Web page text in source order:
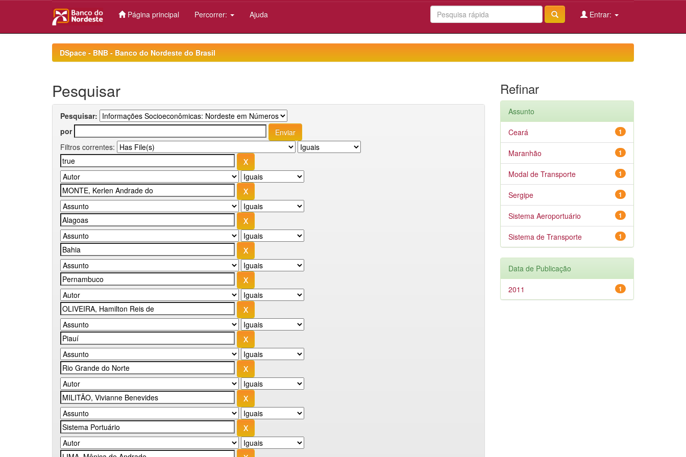
Página principal Percorrer: Ajuda Entrar:
DSpace - BNB - Banco do Nordeste do Brasil
Pesquisar
Pesquisar:
por
Filtros correntes:
Refinar
Assunto
1
Ceará
1
Maranhão
1
Modal de Transporte
1
Sergipe
1
Sistema Aeroportuário
1
Sistema de Transporte
Data de Publicação
1
2011